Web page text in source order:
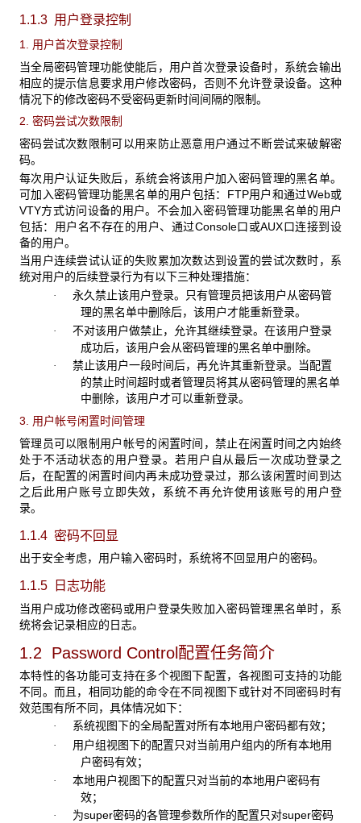
1.1.3 用户登录控制
1. 用户首次登录控制
当全局密码管理功能使能后，用户首次登录设备时，系统会输出
相应的提示信息要求用户修改密码，否则不允许登录设备。这种
情况下的修改密码不受密码更新时间间隔的限制。
2. 密码尝试次数限制
密码尝试次数限制可以用来防止恶意用户通过不断尝试来破解密
码。
每次用户认证失败后，系统会将该用户加入密码管理的黑名单。
可加入密码管理功能黑名单的用户包括：FTP用户和通过Web或
VTY方式访问设备的用户。不会加入密码管理功能黑名单的用户
包括：用户名不存在的用户、通过Console口或AUX口连接到设
备的用户。
当用户连续尝试认证的失败累加次数达到设置的尝试次数时，系
统对用户的后续登录行为有以下三种处理措施：
· 永久禁止该用户登录。只有管理员把该用户从密码管
理的黑名单中删除后，该用户才能重新登录。
· 不对该用户做禁止，允许其继续登录。在该用户登录
成功后，该用户会从密码管理的黑名单中删除。
· 禁止该用户一段时间后，再允许其重新登录。当配置
的禁止时间超时或者管理员将其从密码管理的黑名单
中删除，该用户才可以重新登录。
3. 用户帐号闲置时间管理
管理员可以限制用户帐号的闲置时间，禁止在闲置时间之内始终
处于不活动状态的用户登录。若用户自从最后一次成功登录之
后，在配置的闲置时间内再未成功登录过，那么该闲置时间到达
之后此用户账号立即失效，系统不再允许使用该账号的用户登
录。
1.1.4 密码不回显
出于安全考虑，用户输入密码时，系统将不回显用户的密码。
1.1.5 日志功能
当用户成功修改密码或用户登录失败加入密码管理黑名单时，系
统将会记录相应的日志。
1.2 Password Control配置任务简介
本特性的各功能可支持在多个视图下配置，各视图可支持的功能
不同。而且，相同功能的命令在不同视图下或针对不同密码时有
效范围有所不同，具体情况如下：
· 系统视图下的全局配置对所有本地用户密码都有效；
· 用户组视图下的配置只对当前用户组内的所有本地用
户密码有效；
· 本地用户视图下的配置只对当前的本地用户密码有
效；
· 为super密码的各管理参数所作的配置只对super密码